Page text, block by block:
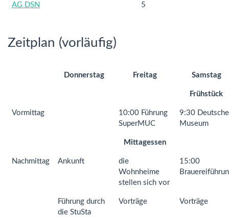
AG DSN 5
Zeitplan (vorläufig)
Donnerstag Freitag Samstag
Frühstück
Vormittag
10:00 Führung
SuperMUC
9:30
Museum
Mittagessen
Nachmittag Ankunft
die
Wohnheime
stellen sich vor
15:00
Führung durch
die StuSta
Vorträge Vorträge